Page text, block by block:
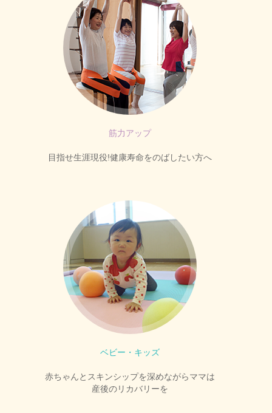
筋力アップ
目指せ生涯現役!健康寿命をのばしたい方へ
ベビー・キッズ
赤ちゃんとスキンシップを深めながらママは
産後のリカバリーを